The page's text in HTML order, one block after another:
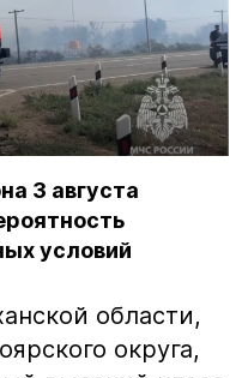
3 августа
условий
области,
округа,